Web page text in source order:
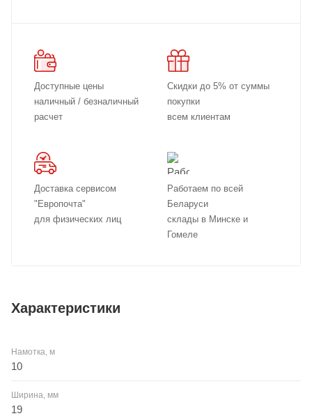
Доступные цены
наличный / безналичный
расчет
Скидки до 5% от суммы
покупки
всем клиентам
Доставка сервисом
"Европочта"
для физических лиц
Работаем по всей
Беларуси
склады в Минске и
Гомеле
Характеристики
Намотка, м
10
Ширина, мм
19